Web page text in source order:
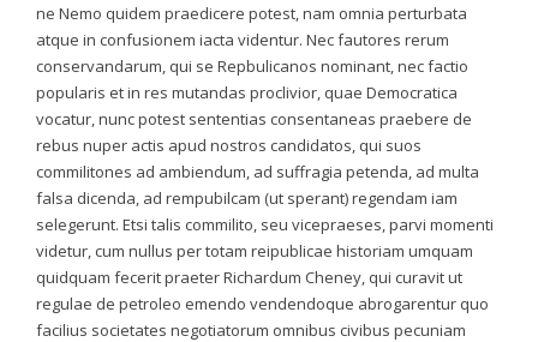
ne Nemo quidem praedicere potest, nam omnia perturbata
atque in confusionem iacta videntur. Nec fautores rerum
conservandarum, qui se Repbulicanos nominant, nec factio
popularis et in res mutandas proclivior, quae Democratica
vocatur, nunc potest sententias consentaneas praebere de
rebus nuper actis apud nostros candidatos, qui suos
commilitones ad ambiendum, ad suffragia petenda, ad multa
falsa dicenda, ad rempubilcam (ut sperant) regendam iam
selegerunt. Etsi talis commilito, seu vicepraeses, parvi momenti
videtur, cum nullus per totam reipublicae historiam umquam
quidquam fecerit praeter Richardum Cheney, qui curavit ut
regulae de petroleo emendo vendendoque abrogarentur quo
facilius societates negotiatorum omnibus civibus pecuniam